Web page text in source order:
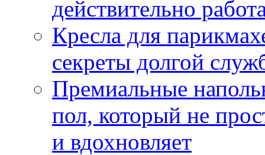
действительно
Кресла для
секреты долгой
Премиальные
пол, который не
и вдохновляет